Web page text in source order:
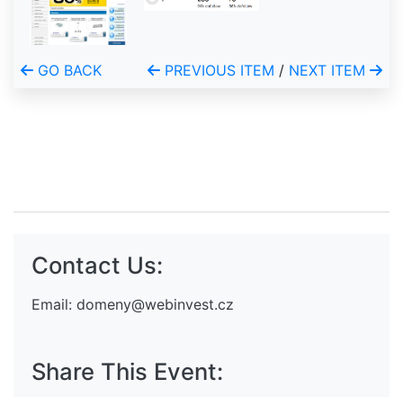
GO BACK PREVIOUS ITEM / NEXT ITEM
Contact Us:
Email: domeny@webinvest.cz
Share This Event: